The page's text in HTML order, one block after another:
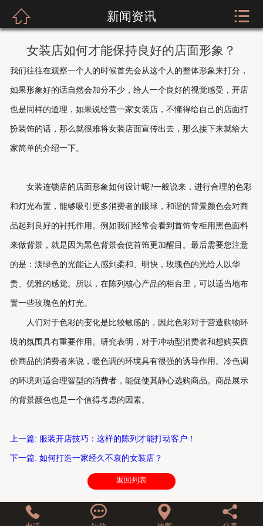
关于我们
新闻资讯
服装展示
实店经营
客户留言
联系我们
 新闻资讯 
女装店如何才能保持良好的店面形象？
我们往往在观察一个人的时候首先会从这个人的整体形象来打分，
如果形象好的话自然会加分不少，给人一个良好的视觉感受，开店
也是同样的道理，如果说经营一家女装店，不懂得给自己的店面打
扮装饰的话，那么就很难将女装店面宣传出去，那么接下来就给大
家简单的介绍一下。
女装连锁店的店面形象如何设计呢?一般说来，进行合理的色彩
和灯光布置，能够吸引更多消费者的眼球，和谐的背景颜色会对商
品起到良好的衬托作用。例如我们经常会看到首饰专柜用黑色面料
来做背景，就是因为黑色背景会使首饰更加醒目。最后需要您注意
的是：淡绿色的光能让人感到柔和、明快，玫瑰色的光给人以华
贵、优雅的感觉。所以，在陈列核心产品的柜台里，可以适当地布
置一些玫瑰色的灯光。
人们对于色彩的变化是比较敏感的，因此色彩对于营造购物环
境的氛围具有重要作用。研究表明，对于冲动型消费者和想购买廉
价商品的消费者来说，暖色调的环境具有很强的诱导作用。冷色调
的环境则适合理智型的消费者，能促使其静心选购商品。商品展示
的背景颜色也是一个值得考虑的因素。
上一篇: 服装开店技巧：这样的陈列才能打动客户！
下一篇: 如何打造一家经久不衰的女装店？
返回列表
   